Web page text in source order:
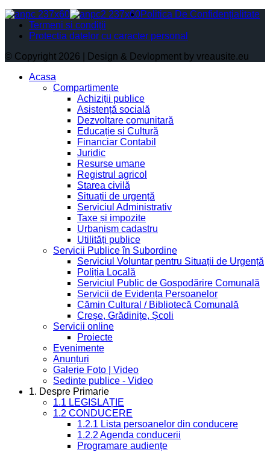
Politica De Confidențialitate
Termeni și condiții
Protectia datelor cu caracter personal
© Copyright 2026 | Design & Devlopment by vreausite.eu
Acasa
Compartimente
Achiziții publice
Asistență socială
Dezvoltare comunitară
Educație și Cultură
Financiar Contabil
Juridic
Resurse umane
Registrul agricol
Starea civilă
Situații de urgență
Serviciul Administrativ
Taxe și impozite
Urbanism cadastru
Utilități publice
Servicii Publice în Subordine
Serviciul Voluntar pentru Situații de Urgență
Poliția Locală
Serviciul Public de Gospodărire Comunală
Servicii de Evidența Persoanelor
Cămin Cultural / Bibliotecă Comunală
Creșe, Grădinițe, Școli
Servicii online
Proiecte
Evenimente
Anunțuri
Galerie Foto | Video
Sedinte publice - Video
1. Despre Primarie
1.1 LEGISLAȚIE
1.2 CONDUCERE
1.2.1 Lista persoanelor din conducere
1.2.2 Agenda conducerii
Programare audiențe